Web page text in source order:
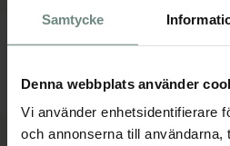
Samtycke
Denna webbplats använder
Vi använder enhetsidentifierare
och annonserna till användarna,
Stalltäcke LIGHT 100g
MÅNGA STORLEKAR